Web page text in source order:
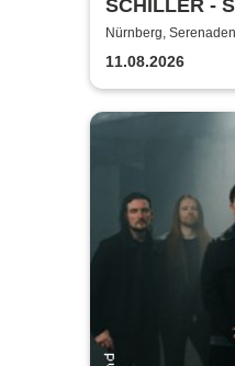
SCHILLER -
2026
Nürnberg,
11.08.2026